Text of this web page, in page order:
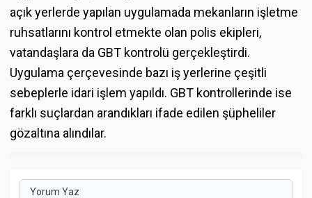
açık yerlerde yapılan uygulamada mekanların işletme
ruhsatlarını kontrol etmekte olan polis ekipleri,
vatandaşlara da GBT kontrolü gerçekleştirdi.
Uygulama çerçevesinde bazı iş yerlerine çeşitli
sebeplerle idari işlem yapıldı. GBT kontrollerinde ise
farklı suçlardan arandıkları ifade edilen şüpheliler
gözaltına alındılar.
Yorum Yaz